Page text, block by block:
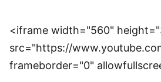
<iframe width="560"
src="https://
frameborder="0"